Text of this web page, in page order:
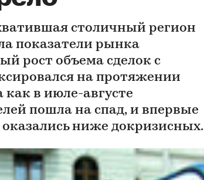
столичный регион
показатели рынка
рост объема сделок с
на протяжении
как в июле-августе
пошла на спад, и впервые
ниже докризисных.